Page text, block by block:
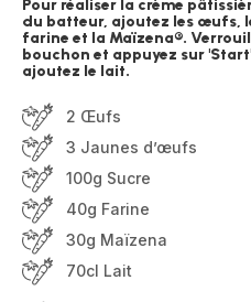
Pour réaliser la crème
du batteur, ajoutez les œufs,
farine et la Maïzena®.
bouchon et appuyez sur
ajoutez le lait.
2 Œufs
3 Jaunes d’œufs
100g Sucre
40g Farine
30g Maïzena
70cl Lait